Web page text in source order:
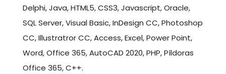
Delphi, Java, HTML5, CSS3, Javascript, Oracle,
SQL Server, Visual Basic, InDesign CC, Photoshop
CC, Illustratror CC, Access, Excel, Power Point,
Word, Office 365, AutoCAD 2020, PHP, Píldoras
Office 365, C++.